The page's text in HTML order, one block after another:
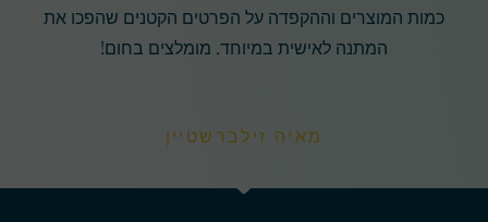
כמות המוצרים וההקפדה על הפרטים הקטנים שהפכו את
המתנה לאישית במיוחד. מומלצים בחום!
מאיה זילברשטיין